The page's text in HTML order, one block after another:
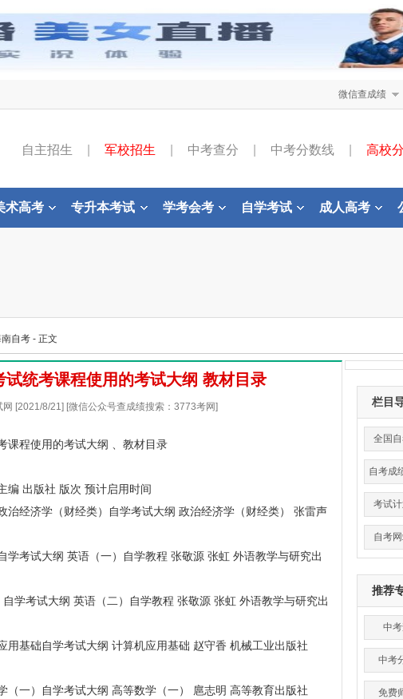
微信查成绩
自主招生 军校招生 中考查分 中考分数线 高校
术高考 专升本考试 学考会考 自学考试 成人高考
自考 - 正文
试统考课程使用的考试大纲 教材目录
[2021/8/21] [微信公众号查成绩搜索：3773考网]
课程使用的考试大纲 、教材目录
编 出版社 版次 预计启用时间
治经济学（财经类）自学考试大纲 政治经济学（财经类） 张雷声
学考试大纲 英语（一）自学教程 张敬源 张虹 外语教学与研究出
学考试大纲 英语（二）自学教程 张敬源 张虹 外语教学与研究出
用基础自学考试大纲 计算机应用基础 赵守香 机械工业出版社
（一）自学考试大纲 高等数学（一） 扈志明 高等教育出版社
栏目
全国
自考成
询
考试计
自考
推荐
中
中考
免费